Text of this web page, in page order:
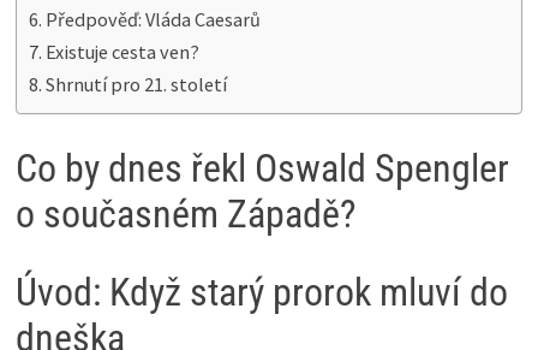
Předpověď: Vláda Caesarů
Existuje cesta ven?
Shrnutí pro 21. století
Co by dnes řekl Oswald Spengler
o současném Západě?
Úvod: Když starý prorok mluví do
dneška